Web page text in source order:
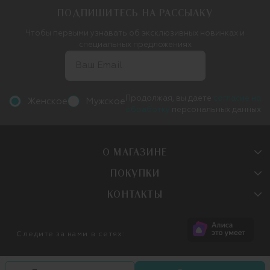
О МАГАЗИНЕ
ПОКУПКИ
КОНТАКТЫ
Следите за нами в сетях: